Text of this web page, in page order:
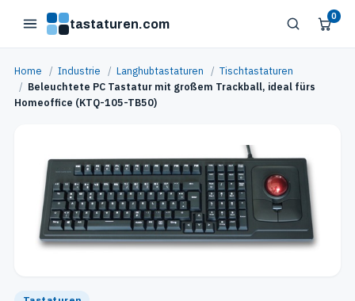
tastaturen.com
0
Home / Industrie / Langhubtastaturen / Tischtastaturen
/ Beleuchtete PC Tastatur mit großem Trackball, ideal fürs
Homeoffice (KTQ-105-TB50)